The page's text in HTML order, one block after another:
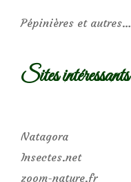
Pépinières et autres…
Sites intéressants
Natagora
Insectes.net
zoom-nature.fr